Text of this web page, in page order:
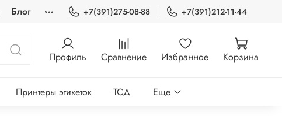
Блог +7(391)275-08-88 +7(391)212-11-44
Профиль Сравнение Избранное Корзина
Принтеры этикеток ТСД Еще